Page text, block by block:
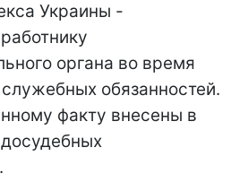
Украины -
органа во время
обязанностей.
факту внесены в